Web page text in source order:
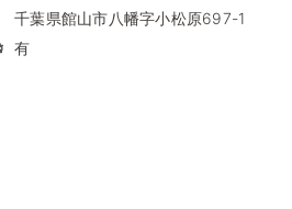
千葉県館山市八幡字小松原697-1
有